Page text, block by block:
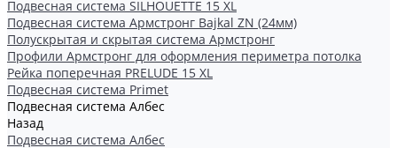
Подвесная система SILHOUETTE 15 XL
Подвесная система Армстронг Bajkal ZN (24мм)
Полускрытая и скрытая система Армстронг
Профили Армстронг для оформления периметра потолка
Рейка поперечная PRELUDE 15 XL
Подвесная система Primet
Подвесная система Албес
Назад
Подвесная система Албес